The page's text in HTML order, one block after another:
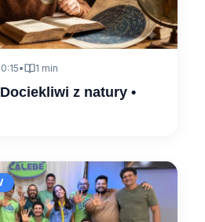
• 1 min
z natury •